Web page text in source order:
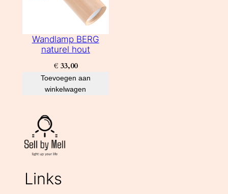
Wandlamp BERG
naturel hout
€ 33,00
Toevoegen aan
winkelwagen
Links